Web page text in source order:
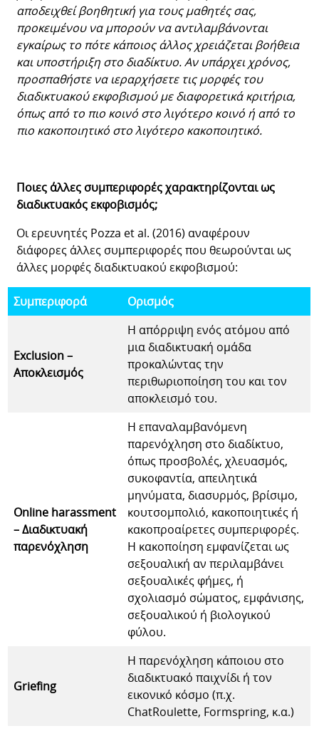
αποδειχθεί βοηθητική για τους μαθητές σας,
προκειμένου να μπορούν να αντιλαμβάνονται
εγκαίρως το πότε κάποιος άλλος χρειάζεται βοήθεια
και υποστήριξη στο διαδίκτυο.Αν υπάρχει χρόνος,
προσπαθήστε να ιεραρχήσετε τις μορφές του
διαδικτυακού εκφοβισμού με διαφορετικά κριτήρια,
όπως από το πιο κοινό στο λιγότερο κοινό ή από το
πιο κακοποιητικό στο λιγότερο κακοποιητικό.
Ποιες άλλες συμπεριφορές χαρακτηρίζονται ως
διαδικτυακός εκφοβισμός;
Οι ερευνητές Pozza et al. (2016) αναφέρουν
διάφορες άλλες συμπεριφορές που θεωρούνται ως
άλλες μορφές διαδικτυακού εκφοβισμού:
Συμπεριφορά Ορισμός
Exclusion –
Αποκλεισμός
Η απόρριψη ενός ατόμου από
μια διαδικτυακή ομάδα
προκαλώντας την
περιθωριοποίηση του και τον
αποκλεισμό του.
Online harassment
– Διαδικτυακή
παρενόχληση
Η επαναλαμβανόμενη
παρενόχληση στο διαδίκτυο,
όπως προσβολές, χλευασμός,
συκοφαντία, απειλητικά
μηνύματα, διασυρμός, βρίσιμο,
κουτσομπολιό, κακοποιητικές ή
κακοπροαίρετες συμπεριφορές.
Η κακοποίηση εμφανίζεται ως
σεξουαλική αν περιλαμβάνει
σεξουαλικές φήμες, ή
σχολιασμό σώματος, εμφάνισης,
σεξουαλικού ή βιολογικού
φύλου.
Griefing
Η παρενόχληση κάποιου στο
διαδικτυακό παιχνίδι ή τον
εικονικό κόσμο (π.χ.
ChatRoulette, Formspring, κ.α.)